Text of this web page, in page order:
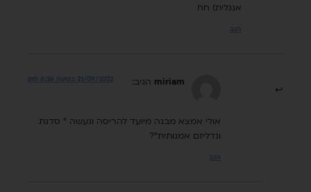
אנגלית) חח
הגב
miriam הגיב: 21/09/2022 בשעה 6:26 pm
אולי אמצא מבנה מיועד להריסה ונעשה " סדנת
ונדליזם אמנותית"?
הגב